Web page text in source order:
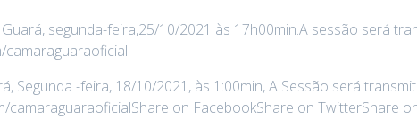
segunda-feira,25/10/2021 às 17h00min.A sessão será
Segunda -feira, 18/10/2021, às 1:00min, A Sessão será
on FacebookShare on TwitterShare